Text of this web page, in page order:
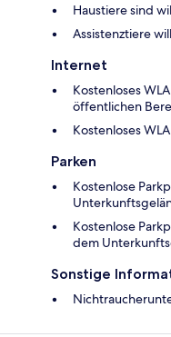
Haustiere sind
Assistenztiere
Internet
Kostenloses
öffentlichen
Kostenloses
Parken
Kostenlose
Kostenlose
dem
Sonstige